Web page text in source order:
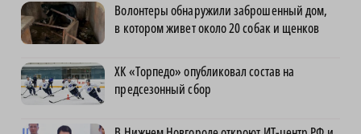
Волонтеры обнаружили заброшенный дом,
в котором живет около 20 собак и щенков
ХК «Торпедо» опубликовал состав на
предсезонный сбор